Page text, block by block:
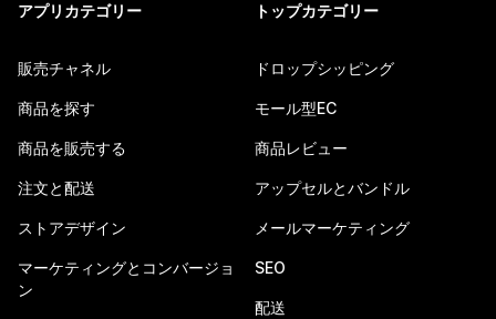
アプリカテゴリー
販売チャネル
商品を探す
商品を販売する
注文と配送
ストアデザイン
マーケティングとコンバージョ
ン
トップカテゴリー
ドロップシッピング
モール型EC
商品レビュー
アップセルとバンドル
メールマーケティング
SEO
配送